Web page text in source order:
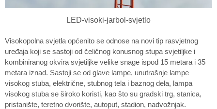
LED-visoki-jarbol-svjetlo
Visokopolna svjetla općenito se odnose na novi tip rasvjetnog
uređaja koji se sastoji od čeličnog konusnog stupa svjetiljke i
kombiniranog okvira svjetiljke velike snage ispod 15 metara i 35
metara iznad. Sastoji se od glave lampe, unutrašnje lampe
visokog stuba, električne, stubnog tela i baznog dela, lampa
visokog stuba se široko koristi, kao što su gradski trg, stanica,
pristanište, teretno dvorište, autoput, stadion, nadvožnjak.